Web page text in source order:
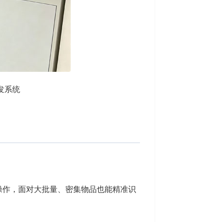
系统
，面对大批量、密集物品也能精准识